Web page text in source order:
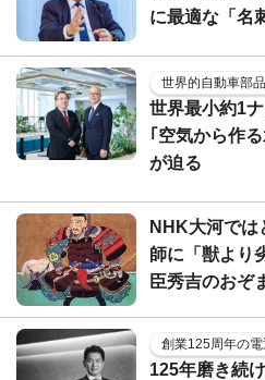
に最適な「名
世界的自動車部
世界最小約1
｢空気から作
が迫る
NHK大河では
師に「獣より
臣秀吉のおぞ
創業125周年の
125年磨き続